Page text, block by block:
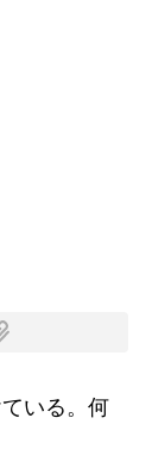
いる。何